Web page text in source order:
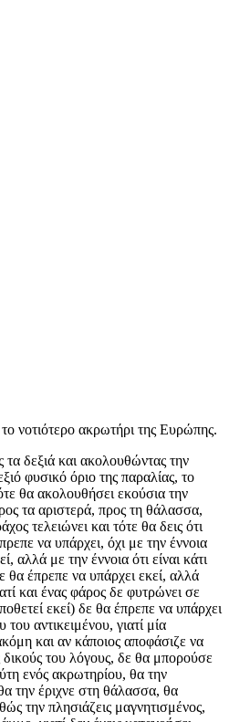
νοτιότερο ακρωτήρι της Ευρώπης.
δεξιά και ακολουθώντας την
φυσικό όριο της παραλίας, το
θα ακολουθήσει εκούσια την
τα αριστερά, προς τη θάλασσα,
τελειώνει και τότε θα δεις ότι
να υπάρχει, όχι με την έννοια
αλλά με την έννοια ότι είναι κάτι
έπρεπε να υπάρχει εκεί, αλλά
και ένας φάρος δε φυτρώνει σε
εκεί) δε θα έπρεπε να υπάρχει
αντικειμένου, γιατί μία
και αν κάποιος αποφάσιζε να
δικούς του λόγους, δε θα μπορούσε
ενός ακρωτηρίου, θα την
την έριχνε στη θάλασσα, θα
την πλησιάζεις μαγνητισμένος,